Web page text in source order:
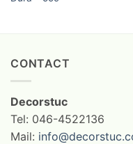
CONTACT
Decorstuc
Tel: 046-4522136
Mail: